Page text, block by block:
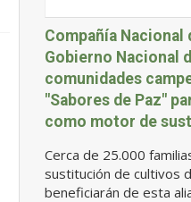
Compañía Nacional
Gobierno Nacional
comunidades
"Sabores de Paz"
como motor de
Cerca de 25.000
sustitución de cultivos
beneficiarán de esta